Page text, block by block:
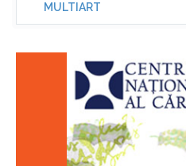
MULTIART